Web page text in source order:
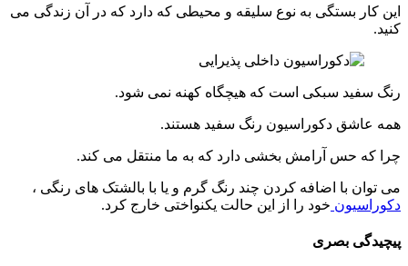
این کار بستگی به نوع سلیقه و محیطی که دارد که در آن زندگی می
کنید.
رنگ سفید سبکی است که هیچگاه کهنه نمی شود.
همه عاشق دکوراسیون رنگ سفید هستند.
چرا که حس آرامش بخشی دارد که به ما منتقل می کند.
می توان با اضافه کردن چند رنگ گرم و یا با بالشتک های رنگی ،
دکوراسیون خود را از این حالت یکنواختی خارج کرد.
پیچیدگی بصری